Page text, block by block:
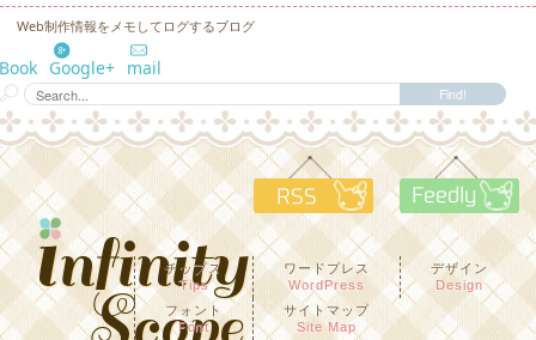
Web制作情報をメモしてログするブログ
Google+ mail
RSS
チップス
Tips
ワードプレス
WordPress
デザイン
Design
フォント
Font
サイトマップ
Site Map